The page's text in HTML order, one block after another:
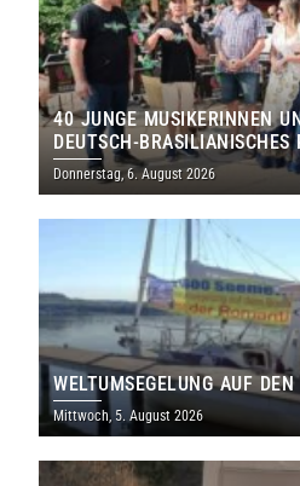
40 JUNGE MUSIKERINNEN
DEUTSCH-
THOLEY
Donnerstag, 6. August 2026
WELTUMSEGELUNG AUF
Mittwoch, 5. August 2026